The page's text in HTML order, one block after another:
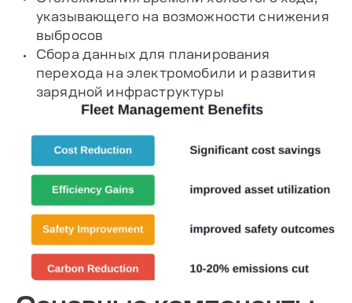
указывающего на возможности снижения
выбросов
Сбора данных для планирования
перехода на электромобили и развития
зарядной инфраструктуры